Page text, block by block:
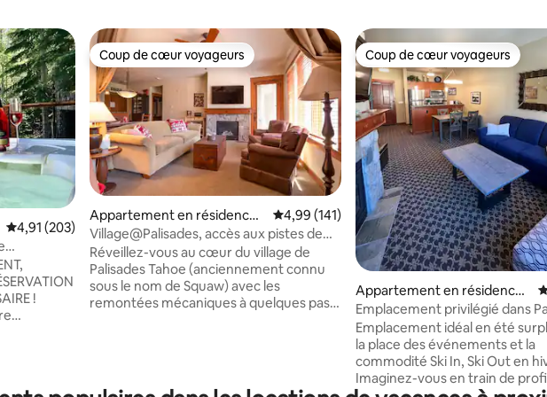
Évaluation moyenne sur la base de 203 commentaires : 4,91 sur 5
4,91 (203)
!
pas
Coup de cœur voyageurs
Coup de cœur voyageurs
Appartement en résidence ⋅
Olympic Valley
Évaluation moyenne sur la base de 141
4,99 (141)
Village@Palisades, accès aux pistes de
ski, 1 chambre + bureau, Peloton
Réveillez-vous au cœur du village de
Palisades Tahoe (anciennement connu
sous le nom de Squaw) avec les
remontées mécaniques à quelques pas
la place centrale du village et offre une
Coup de cœur voyageurs
Coup de cœur voyageurs
Appartement en résidence ⋅
Olympic Valley
Emplacement privilégié dans
Village ! (4 personnes)
Emplacement idéal en été
la place des événements et la
commodité Ski In, Ski Out en
Imaginez-vous en train de